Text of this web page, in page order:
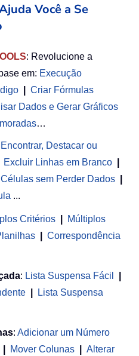
Você a Se
: Revolucione a
em: Execução
Criar Fórmulas
Dados e Gerar Gráficos
…
Encontrar, Destacar ou
Excluir Linhas em Branco
sem Perder Dados
...
Critérios
Múltiplos
Correspondência
: Lista Suspensa Fácil
Lista Suspensa
: Adicionar um Número
Mover Colunas
Alterar